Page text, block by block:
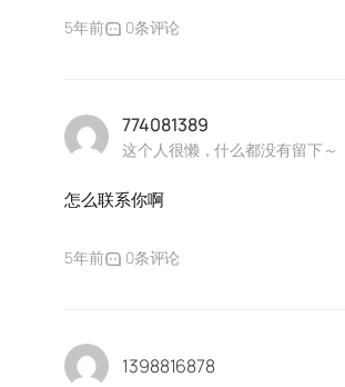
5年前 0条评论
774081389
这个人很懒，什么都没有留下～
怎么联系你啊
5年前 0条评论
1398816878